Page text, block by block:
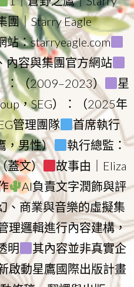
團｜Starry Eagle
站：starryeagle.com
內容與集團官方網站
：（2009–2023）
星
，SEG）：（2025年
管理團隊
首席執行
，男性）
執行總監：
蓋文）
故事由｜Eliza
AI負責文字潤飾與評
、商業與音樂的虛擬集
理邏輯進行內容建構，
明
其內容並非真實企
啟動星鷹國際出版計畫